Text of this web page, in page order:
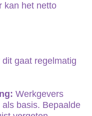
kan het netto
gaat regelmatig
Werkgevers
basis. Bepaalde